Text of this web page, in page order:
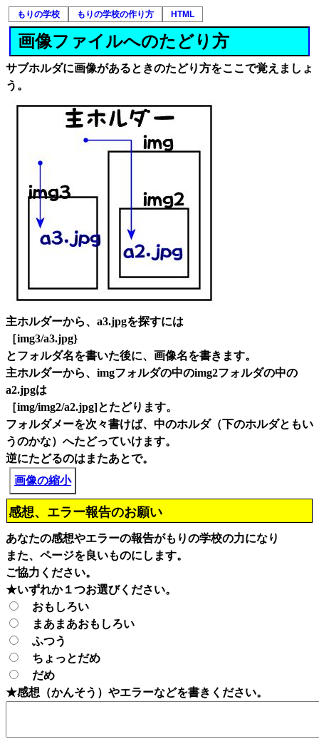
もりの学校 もりの学校の作り方 HTML
画像ファイルへのたどり方
サブホルダに画像があるときのたどり方をここで覚えましょ
う。
主ホルダーから、a3.jpgを探すには
［img3/a3.jpg}
とフォルダ名を書いた後に、画像名を書きます。
主ホルダーから、imgフォルダの中のimg2フォルダの中の
a2.jpgは
［img/img2/a2.jpg]とたどります。
フォルダメーを次々書けば、中のホルダ（下のホルダともい
うのかな）へたどっていけます。
逆にたどるのはまたあとで。
画像の縮小
感想、エラー報告のお願い
あなたの感想やエラーの報告がもりの学校の力になり
また、ページを良いものにします。
ご協力ください。
★いずれか１つお選びください。
おもしろい
まあまあおもしろい
ふつう
ちょっとだめ
だめ
★感想（かんそう）やエラーなどを書きください。